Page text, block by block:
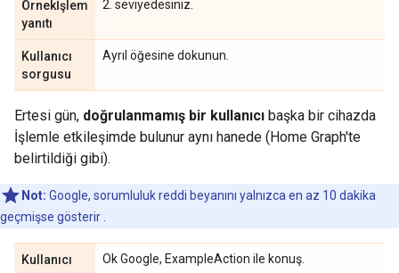
Örnekİşlem
yanıtı
2. seviyedesiniz.
Kullanıcı
sorgusu
Ayrıl öğesine dokunun.
Ertesi gün, doğrulanmamış bir kullanıcı başka bir cihazda
İşlemle etkileşimde bulunur aynı hanede (Home Graph'te
belirtildiği gibi).
Not: Google, sorumluluk reddi beyanını yalnızca en az 10 dakika
geçmişse gösterir .
Kullanıcı
Ok Google, ExampleAction ile konuş.